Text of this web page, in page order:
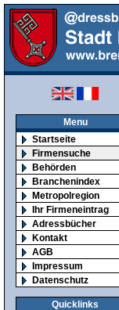
Menu
Startseite
Firmensuche
Behörden
Branchenindex
Metropolregion
Ihr Firmeneintrag
Adressbücher
Kontakt
AGB
Impressum
Datenschutz
Quicklinks